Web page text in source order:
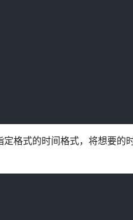
格式的时间格式，将想要的